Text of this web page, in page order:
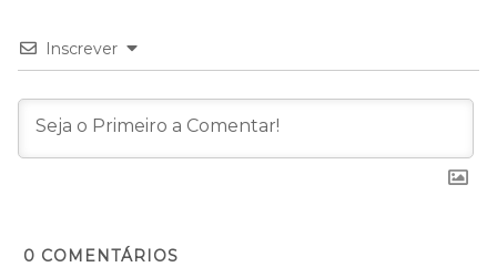
Inscrever
0 COMENTÁRIOS